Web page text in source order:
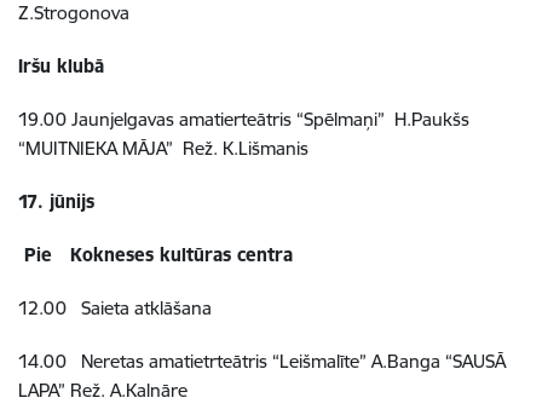
Z.Strogonova
Iršu klubā
19.00 Jaunjelgavas amatierteātris “Spēlmaņi” H.Paukšs
“MUITNIEKA MĀJA” Rež. K.Lišmanis
17. jūnijs
Pie Kokneses kultūras centra
12.00 Saieta atklāšana
14.00 Neretas amatietrteātris “Leišmalīte” A.Banga “SAUSĀ
LAPA” Rež. A.Kalnāre